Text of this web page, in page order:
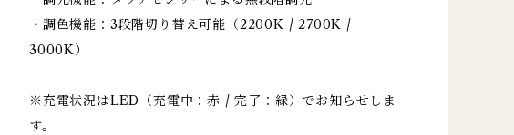
・調色機能：3段階切り替え可能（2200K / 2700K /
3000K）
※充電状況はLED（充電中：赤 / 完了：緑）でお知らせしま
す。